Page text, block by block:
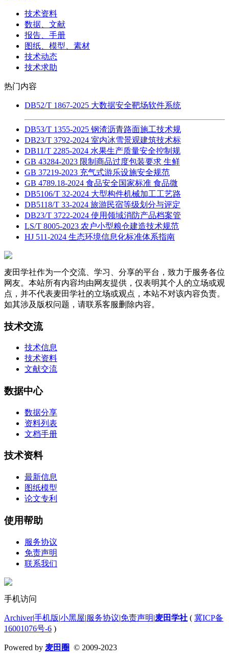
技术资料
数据、文献
报告、手册
图纸、模型、素材
技术动态
技术求助
热门内容
DB52/T 1867-2025 大数据安全靶场软件系统
DB53/T 1355-2025 钢渣沥青路面施工技术规
DB23/T 3792-2024 室内冰雪景观建筑技术标
DB11/T 2285-2024 水果生产质量安全控制规
GB 43284-2023 限制商品过度包装要求 生鲜
GB 37219-2023 充气式游乐设施安全规范
GB 4789.18-2024 食品安全国家标准 食品微
DB5106/T 32-2024 大型构件机械加工工艺路
DB5118/T 33-2024 旅游民宿等级划分与评定
DB23/T 3722-2024 使用领域消防产品档案管
LS/T 8005-2023 农户小型粮仓建造技术规范
HJ 511-2024 生态环境信息化标准体系指南
麦田学社作为一个交流、学习、分享的平台，致力于服务各位
网友。本站所有内容均由网友提供，仅表明其个人的立场或观
点，并不代表麦田学社的立场或观点，本站不对该内容负责。
如其涉及版权问题，请联系客服删除内容。
技术交流
技术信息
技术资料
文献交流
数据中心
数据分享
资料列表
文档手册
技术资料
最新信息
图纸模型
论文专利
使用帮助
服务协议
免责声明
联系我们
手机访问
Archiver|手机版|小黑屋|服务协议|免责声明|麦田学社 ( 冀ICP备
16001076号-6 )
Powered by 麦田圈 © 2009-2023